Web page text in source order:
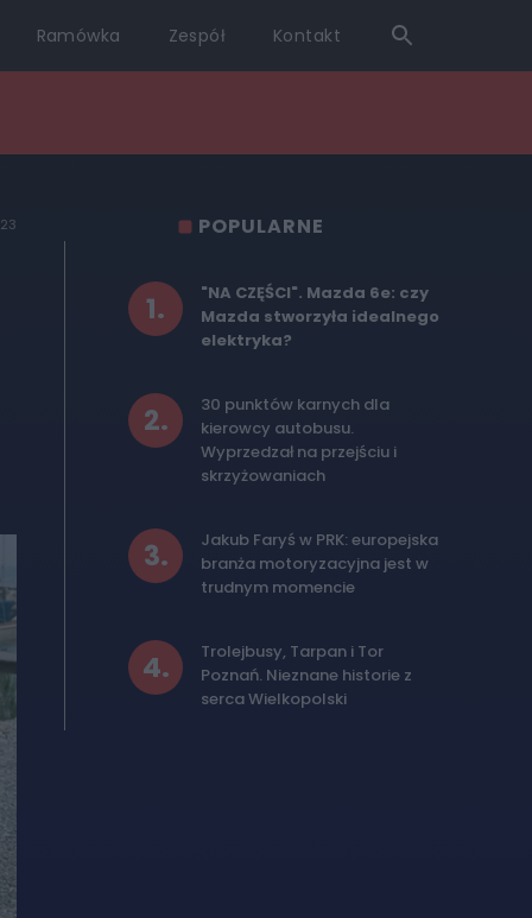
Ramówka Zespół Kontakt
POPULARNE
1.
"NA CZĘŚCI". Mazda 6e: czy
Mazda stworzyła idealnego
elektryka?
2.
30 punktów karnych dla
kierowcy autobusu.
Wyprzedzał na przejściu i
skrzyżowaniach
3.
Jakub Faryś w PRK: europejska
branża motoryzacyjna jest w
trudnym momencie
4.
Trolejbusy, Tarpan i Tor
Poznań. Nieznane historie z
serca Wielkopolski